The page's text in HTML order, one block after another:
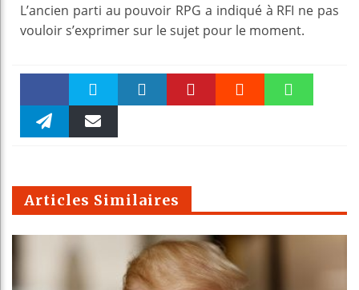
L’ancien parti au pouvoir RPG a indiqué à RFI ne pas
vouloir s’exprimer sur le sujet pour le moment.
Faceboo Twitter
m
Articles Similaires